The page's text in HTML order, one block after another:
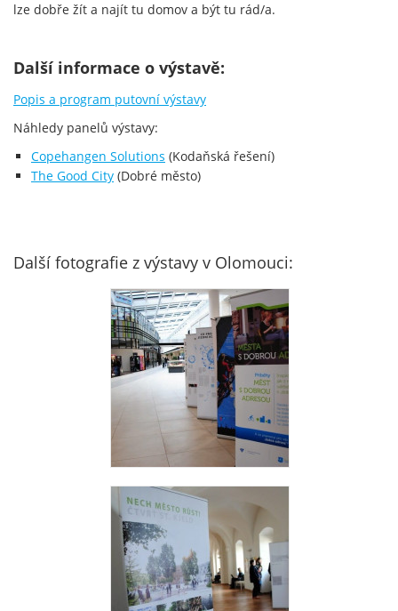
lze dobře žít a najít tu domov a být tu rád/a.
Další informace o výstavě:
Popis a program putovní výstavy
Náhledy panelů výstavy:
Copehangen Solutions (Kodaňská řešení)
The Good City (Dobré město)
Další fotografie z výstavy v Olomouci: